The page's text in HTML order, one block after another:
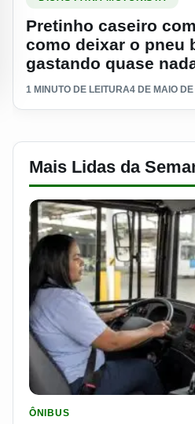
Pretinho caseiro
como deixar o pneu
gastando quase
1 MINUTO DE LEITURA4 DE MAIO
Mais Lidas da
ÔNIBUS